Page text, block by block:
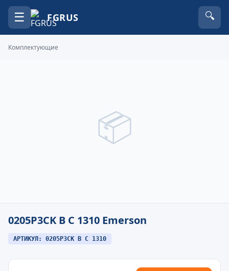
☰ FGRUS 🔍
Комплектующие
📦
0205P3CK B C 1310 Emerson
АРТИКУЛ: 0205P3CK B C 1310